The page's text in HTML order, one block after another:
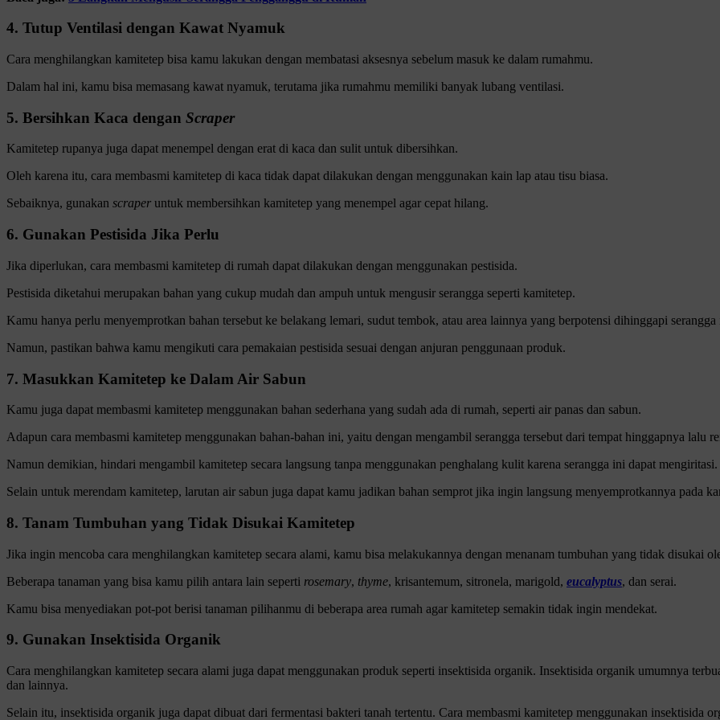
4. Tutup Ventilasi dengan Kawat Nyamuk
Cara menghilangkan kamitetep bisa kamu lakukan dengan membatasi aksesnya sebelum masuk ke dalam rumahmu.
Dalam hal ini, kamu bisa memasang kawat nyamuk, terutama jika rumahmu memiliki banyak lubang ventilasi.
5. Bersihkan Kaca dengan Scraper
Kamitetep rupanya juga dapat menempel dengan erat di kaca dan sulit untuk dibersihkan.
Oleh karena itu, cara membasmi kamitetep di kaca tidak dapat dilakukan dengan menggunakan kain lap atau tisu biasa.
Sebaiknya, gunakan scraper untuk membersihkan kamitetep yang menempel agar cepat hilang.
6. Gunakan Pestisida Jika Perlu
Jika diperlukan, cara membasmi kamitetep di rumah dapat dilakukan dengan menggunakan pestisida.
Pestisida diketahui merupakan bahan yang cukup mudah dan ampuh untuk mengusir serangga seperti kamitetep.
Kamu hanya perlu menyemprotkan bahan tersebut ke belakang lemari, sudut tembok, atau area lainnya yang berpotensi dihinggapi serangga
Namun, pastikan bahwa kamu mengikuti cara pemakaian pestisida sesuai dengan anjuran penggunaan produk.
7. Masukkan Kamitetep ke Dalam Air Sabun
Kamu juga dapat membasmi kamitetep menggunakan bahan sederhana yang sudah ada di rumah, seperti air panas dan sabun.
Adapun cara membasmi kamitetep menggunakan bahan-bahan ini, yaitu dengan mengambil serangga tersebut dari tempat hinggapnya lalu
Namun demikian, hindari mengambil kamitetep secara langsung tanpa menggunakan penghalang kulit karena serangga ini dapat mengiritasi.
Selain untuk merendam kamitetep, larutan air sabun juga dapat kamu jadikan bahan semprot jika ingin langsung menyemprotkannya pada
8. Tanam Tumbuhan yang Tidak Disukai Kamitetep
Jika ingin mencoba cara menghilangkan kamitetep secara alami, kamu bisa melakukannya dengan menanam tumbuhan yang tidak disukai
Beberapa tanaman yang bisa kamu pilih antara lain seperti rosemary, thyme, krisantemum, sitronela, marigold, eucalyptus, dan serai.
Kamu bisa menyediakan pot-pot berisi tanaman pilihanmu di beberapa area rumah agar kamitetep semakin tidak ingin mendekat.
9. Gunakan Insektisida Organik
Cara menghilangkan kamitetep secara alami juga dapat menggunakan produk seperti insektisida organik. Insektisida organik umumnya
dan lainnya.
Selain itu, insektisida organik juga dapat dibuat dari fermentasi bakteri tanah tertentu. Cara membasmi kamitetep menggunakan insektisida